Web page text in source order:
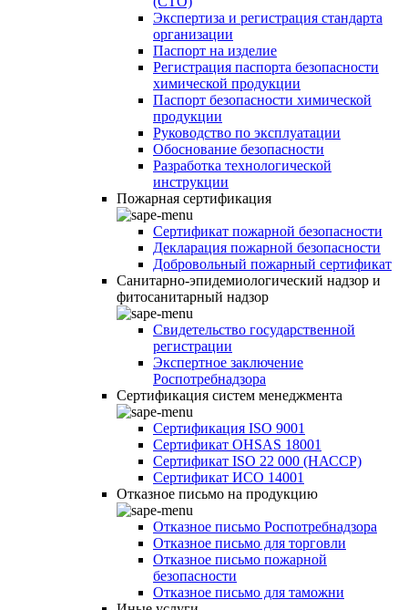
Экспертиза и регистрация стандарта
организации
Паспорт на изделие
Регистрация паспорта безопасности
химической продукции
Паспорт безопасности химической
продукции
Руководство по эксплуатации
Обоснование безопасности
Разработка технологической
инструкции
Пожарная сертификация
Сертификат пожарной безопасности
Декларация пожарной безопасности
Добровольный пожарный сертификат
Санитарно-эпидемиологический надзор и
фитосанитарный надзор
Свидетельство государственной
регистрации
Экспертное заключение
Роспотребнадзора
Сертификация систем менеджмента
Сертификация ISO 9001
Сертификат OHSAS 18001
Сертификат ISO 22 000 (НАССР)
Сертификат ИСО 14001
Отказное письмо на продукцию
Отказное письмо Роспотребнадзора
Отказное письмо для торговли
Отказное письмо пожарной
безопасности
Отказное письмо для таможни